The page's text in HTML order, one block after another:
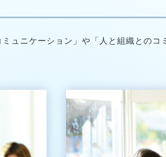
ュニケーション」や「人と組織との